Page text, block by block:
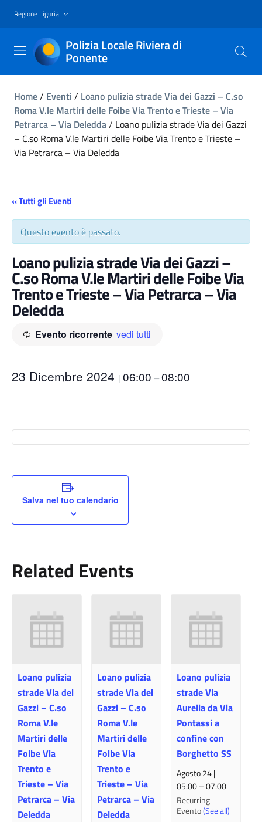
Regione Liguria
Polizia Locale Riviera di
Ponente
Home/ Eventi / Loano pulizia strade Via dei Gazzi – C.so
Roma V.le Martiri delle Foibe Via Trento e Trieste – Via
Petrarca – Via Deledda/ Loano pulizia strade Via dei Gazzi
– C.so Roma V.le Martiri delle Foibe Via Trento e Trieste –
Via Petrarca – Via Deledda
« Tutti gli Eventi
Questo evento è passato.
Loano pulizia strade Via dei Gazzi –
C.so Roma V.le Martiri delle Foibe Via
Trento e Trieste – Via Petrarca – Via
Deledda
Evento ricorrente vedi tutti
23 Dicembre 2024 | 06:00 –08:00
Salva nel tuo calendario
Related Events
Loano pulizia
strade Via dei
Gazzi – C.so
Roma V.le
Martiri delle
Foibe Via
Trento e
Trieste – Via
Petrarca – Via
Deledda
Loano pulizia
strade Via dei
Gazzi – C.so
Roma V.le
Martiri delle
Foibe Via
Trento e
Trieste – Via
Petrarca – Via
Deledda
Loano pulizia
strade Via
Aurelia da Via
Pontassi a
confine con
Borghetto SS
Agosto 24 |
05:00–07:00
Recurring
Evento(See all)